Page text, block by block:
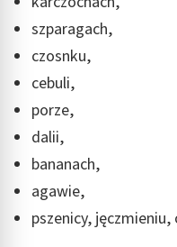
szparagach,
czosnku,
cebuli,
porze,
dalii,
bananach,
agawie,
pszenicy,